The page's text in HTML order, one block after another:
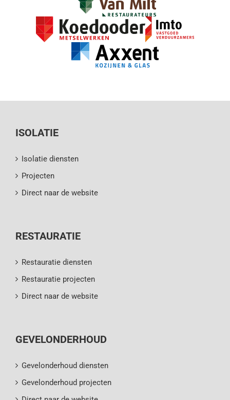
ISOLATIE
Isolatie diensten
Projecten
Direct naar de website
RESTAURATIE
Restauratie diensten
Restauratie projecten
Direct naar de website
GEVELONDERHOUD
Gevelonderhoud diensten
Gevelonderhoud projecten